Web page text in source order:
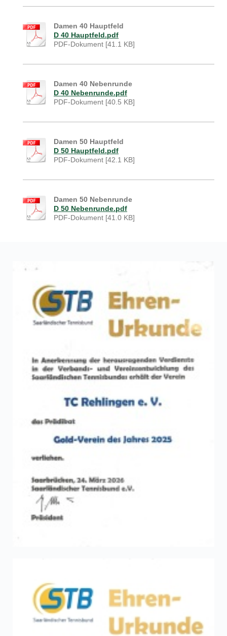
Damen 40 Hauptfeld
D 40 Hauptfeld.pdf
PDF-Dokument [41.1 KB]
Damen 40 Nebenrunde
D 40 Nebenrunde.pdf
PDF-Dokument [40.5 KB]
Damen 50 Hauptfeld
D 50 Hauptfeld.pdf
PDF-Dokument [42.1 KB]
Damen 50 Nebenrunde
D 50 Nebenrunde.pdf
PDF-Dokument [41.0 KB]